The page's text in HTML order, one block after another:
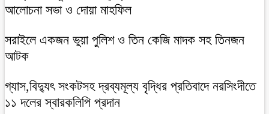
আলোচনা সভা ও দোয়া মাহফিল
সরাইলে একজন ভুয়া পুলিশ ও তিন কেজি মাদক সহ তিনজন
আটক
গ্যাস,বিদ্যুৎ সংকটসহ দ্রব্যমূল্য বৃদ্ধির প্রতিবাদে নরসিংদীতে
১১ দলের স্বারকলিপি প্রদান